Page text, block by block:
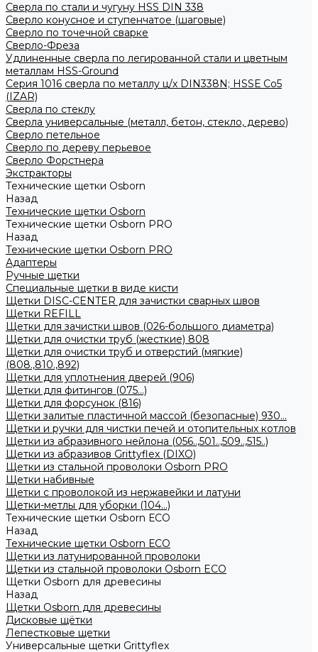
Сверла по стали и чугуну HSS DIN 338
Сверло конусное и ступенчатое (шаговые)
Сверло по точечной сварке
Сверло-Фреза
Удлиненные сверла по легированной стали и цветным
металлам HSS-Ground
Серия 1016 сверла по металлу ц/х DIN338N; HSSЕ Со5
(IZAR)
Сверла по стеклу
Сверла универсальные (металл, бетон, стекло, дерево)
Сверло петельное
Сверло по дереву перьевое
Сверло Форстнера
Экстракторы
Технические щетки Osborn
Назад
Технические щетки Osborn
Технические щетки Osborn PRO
Назад
Технические щетки Osborn PRO
Адаптеры
Ручные щетки
Специальные щетки в виде кисти
Щетки DISC-CENTER для зачистки сварных швов
Щетки REFILL
Щетки для зачистки швов (026-большого диаметра)
Щетки для очистки труб (жесткие) 808
Щетки для очистки труб и отверстий (мягкие)
(808.,810.,892)
Щетки для уплотнения дверей (906)
Щетки для фитингов (075...)
Щетки для форсунок (816)
Щетки залитые пластичной массой (безопасные) 930...
Щетки и ручки для чистки печей и отопительных котлов
Щетки из абразивного нейлона (056..,501..,509..,515..)
Щетки из абразивов Grittyflex (DIXO)
Щетки из стальной проволоки Osborn PRO
Щетки набивные
Щетки с проволокой из нержавейки и латуни
Щетки-метлы для уборки (104...)
Технические щетки Osborn ЕСО
Назад
Технические щетки Osborn ЕСО
Щетки из латунированной проволоки
Щетки из стальной проволоки Osborn ECO
Щетки Osborn для древесины
Назад
Щетки Osborn для древесины
Дисковые щётки
Лепестковые щетки
Универсальные щетки Grittyflex